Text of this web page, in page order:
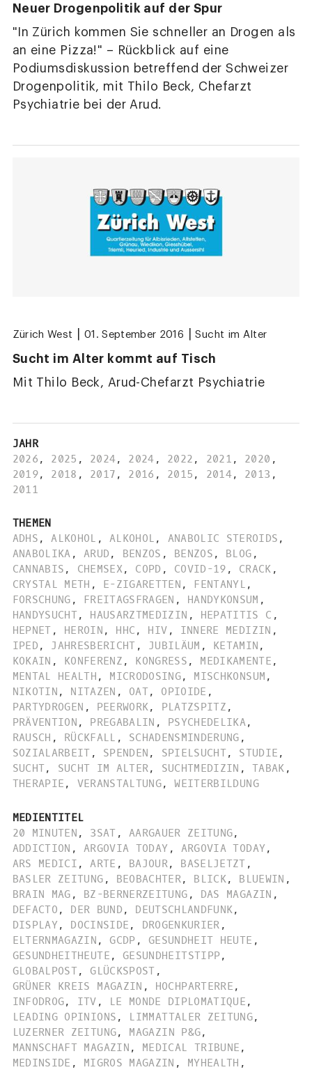
Neuer Drogenpolitik auf der Spur
"In Zürich kommen Sie schneller an Drogen als
an eine Pizza!" – Rückblick auf eine
Podiumsdiskussion betreffend der Schweizer
Drogenpolitik, mit Thilo Beck, Chefarzt
Psychiatrie bei der Arud.
Zürich West 01. September 2016 Sucht im Alter
Sucht im Alter kommt auf Tisch
Mit Thilo Beck, Arud-Chefarzt Psychiatrie
JAHR
2026 , 2025 , 2024, 2024 , 2022 , 2021 , 2020 ,
2019, 2018 , 2017 , 2016 , 2015 , 2014, 2013 ,
2011
THEMEN
ADHS , ALKOHOL , ALKOHOL , ANABOLIC STEROIDS ,
ANABOLIKA , ARUD , BENZOS , BENZOS , BLOG ,
CANNABIS , CHEMSEX , COPD , COVID-19 , CRACK ,
CRYSTAL METH , E-ZIGARETTEN , FENTANYL ,
FORSCHUNG , FREITAGSFRAGEN , HANDYKONSUM ,
HANDYSUCHT, HAUSARZTMEDIZIN , HEPATITIS C ,
HEPNET , HEROIN , HHC , HIV , INNERE MEDIZIN ,
IPED , JAHRESBERICHT , JUBILÄUM , KETAMIN ,
KOKAIN , KONFERENZ , KONGRESS , MEDIKAMENTE ,
MENTAL HEALTH , MICRODOSING, MISCHKONSUM ,
NIKOTIN , NITAZEN , OAT, OPIOIDE ,
PARTYDROGEN , PEERWORK, PLATZSPITZ ,
PRÄVENTION , PREGABALIN , PSYCHEDELIKA,
RAUSCH , RÜCKFALL , SCHADENSMINDERUNG ,
SOZIALARBEIT , SPENDEN , SPIELSUCHT, STUDIE ,
SUCHT, SUCHT IM ALTER, SUCHTMEDIZIN , TABAK ,
THERAPIE , VERANSTALTUNG, WEITERBILDUNG
MEDIENTITEL
20 MINUTEN , 3SAT , AARGAUER ZEITUNG,
ADDICTION , ARGOVIA TODAY , ARGOVIA TODAY,
ARS MEDICI , ARTE , BAJOUR, BASELJETZT ,
BASLER ZEITUNG , BEOBACHTER, BLICK, BLUEWIN ,
BRAIN MAG , BZ-BERNERZEITUNG , DAS MAGAZIN ,
DEFACTO , DER BUND , DEUTSCHLANDFUNK,
DISPLAY, DOCINSIDE , DROGENKURIER ,
ELTERNMAGAZIN , GCDP , GESUNDHEIT HEUTE ,
GESUNDHEITHEUTE , GESUNDHEITSTIPP,
GLOBALPOST, GLÜCKSPOST ,
GRÜNER KREIS MAGAZIN , HOCHPARTERRE ,
INFODROG, ITV , LE MONDE DIPLOMATIQUE ,
LEADING OPINIONS , LIMMATTALER ZEITUNG,
LUZERNER ZEITUNG, MAGAZIN P&G,
MANNSCHAFT MAGAZIN , MEDICAL TRIBUNE ,
MEDINSIDE , MIGROS MAGAZIN , MYHEALTH ,